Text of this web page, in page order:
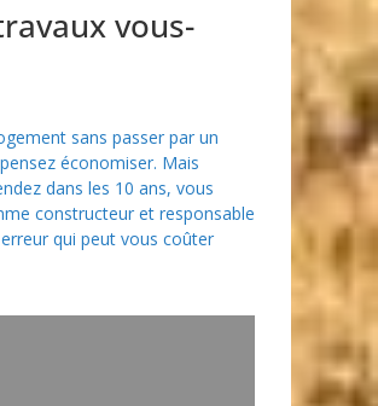
vous-
sans passer par un
économiser. Mais
dans les 10 ans, vous
constructeur et responsable
qui peut vous coûter